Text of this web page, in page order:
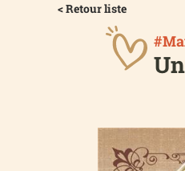
< Retour liste